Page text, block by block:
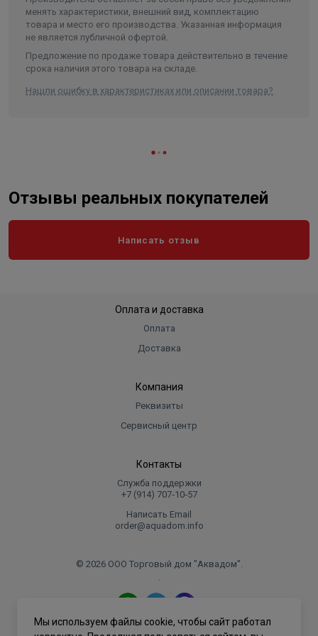
менять характеристики, внешний вид, комплектацию
товара и место его производства. Указанная информация
не является публичной офертой.
Предложение по продаже товара действительно в течение
срока наличия этого товара на складе.
Нашли ошибку в характеристиках или описании товара?
Отзывы реальных покупателей
Написать отзыв
Оплата и доставка
Оплата
Доставка
Компания
Реквизиты
Сервисный центр
Контакты
Служба поддержки
+7 (914) 707‑10‑57
Написать Email
order@aquadom.info
© 2026 ООО Торговый дом "Аквадом".
.
Политика конфиденциальности
Мы используем файлы cookie, чтобы сайт работал